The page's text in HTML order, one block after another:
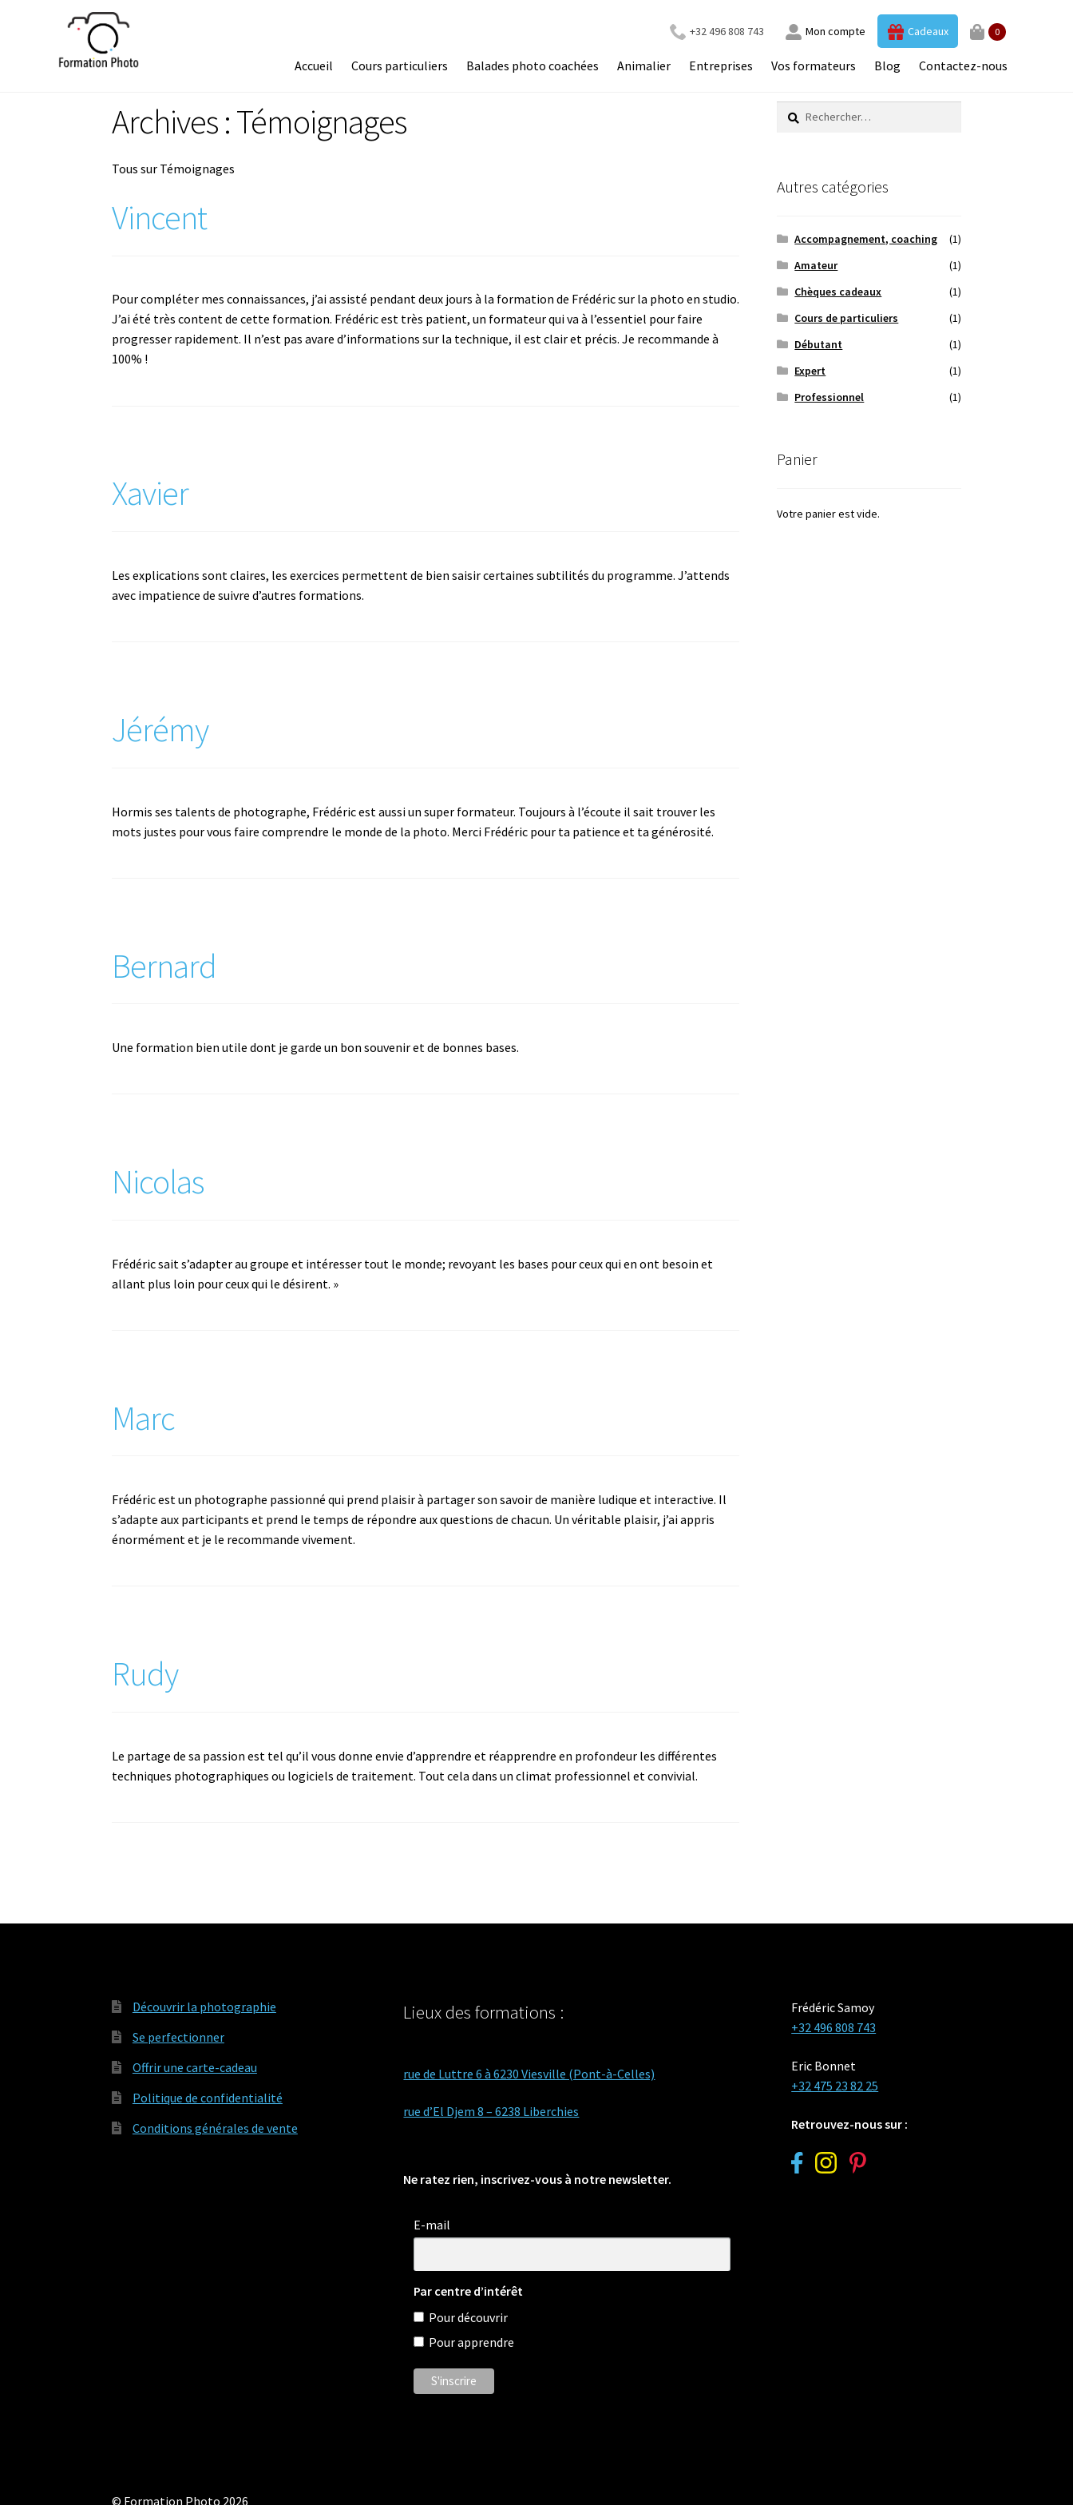
+32 496 808 743 Mon compte Cadeaux 0
Accueil Cours particuliers Balades photo coachées Animalier Entreprises Vos formateurs Blog Contactez-nous
Archives :Témoignages
Tous sur Témoignages
Vincent
Pour compléter mes connaissances, j’ai assisté pendant deux jours à la formation de Frédéric sur la photo en studio.
J’ai été très content de cette formation. Frédéric est très patient, un formateur qui va à l’essentiel pour faire
progresser rapidement. Il n’est pas avare d’informations sur la technique, il est clair et précis. Je recommande à
100% !
Xavier
Les explications sont claires, les exercices permettent de bien saisir certaines subtilités du programme. J’attends
avec impatience de suivre d’autres formations.
Jérémy
Hormis ses talents de photographe, Frédéric est aussi un super formateur. Toujours à l’écoute il sait trouver les
mots justes pour vous faire comprendre le monde de la photo. Merci Frédéric pour ta patience et ta générosité.
Bernard
Une formation bien utile dont je garde un bon souvenir et de bonnes bases.
Nicolas
Frédéric sait s’adapter au groupe et intéresser tout le monde; revoyant les bases pour ceux qui en ont besoin et
allant plus loin pour ceux qui le désirent. »
Marc
Frédéric est un photographe passionné qui prend plaisir à partager son savoir de manière ludique et interactive. Il
s’adapte aux participants et prend le temps de répondre aux questions de chacun. Un véritable plaisir, j’ai appris
énormément et je le recommande vivement.
Rudy
Le partage de sa passion est tel qu’il vous donne envie d’apprendre et réapprendre en profondeur les différentes
techniques photographiques ou logiciels de traitement. Tout cela dans un climat professionnel et convivial.
Rechercher :
Autres catégories
Accompagnement, coaching
(1)
Amateur
(1)
Chèques cadeaux
(1)
Cours de particuliers
(1)
Débutant
(1)
Expert
(1)
Professionnel
(1)
Panier
Votre panier est vide.
Découvrir la photographie
Se perfectionner
Offrir une carte-cadeau
Politique de confidentialité
Conditions générales de vente
Lieux des formations :
rue de Luttre 6 à 6230 Viesville (Pont-à-Celles)
rue d’El Djem 8 – 6238 Liberchies
Ne ratez rien, inscrivez-vous à notre newsletter.
E-mail
Par centre d’intérêt
Pour découvrir
Pour apprendre
Frédéric Samoy
+32 496 808 743
Eric Bonnet
+32 475 23 82 25‬
Retrouvez-nous sur :
© Formation Photo 2026